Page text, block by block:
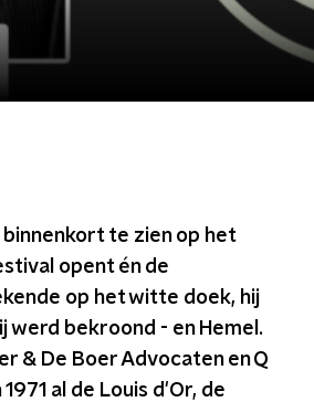
binnenkort te zien op het
opent én de
op het witte doek, hij
werd bekroond - en Hemel.
& De Boer Advocaten en Q
al de Louis d'Or, de